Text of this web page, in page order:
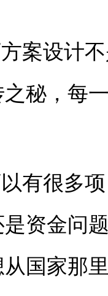
案设计
秘，每
有很多
资金问
国家那